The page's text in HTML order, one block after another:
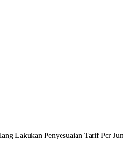
Lakukan Penyesuaian Tarif Per